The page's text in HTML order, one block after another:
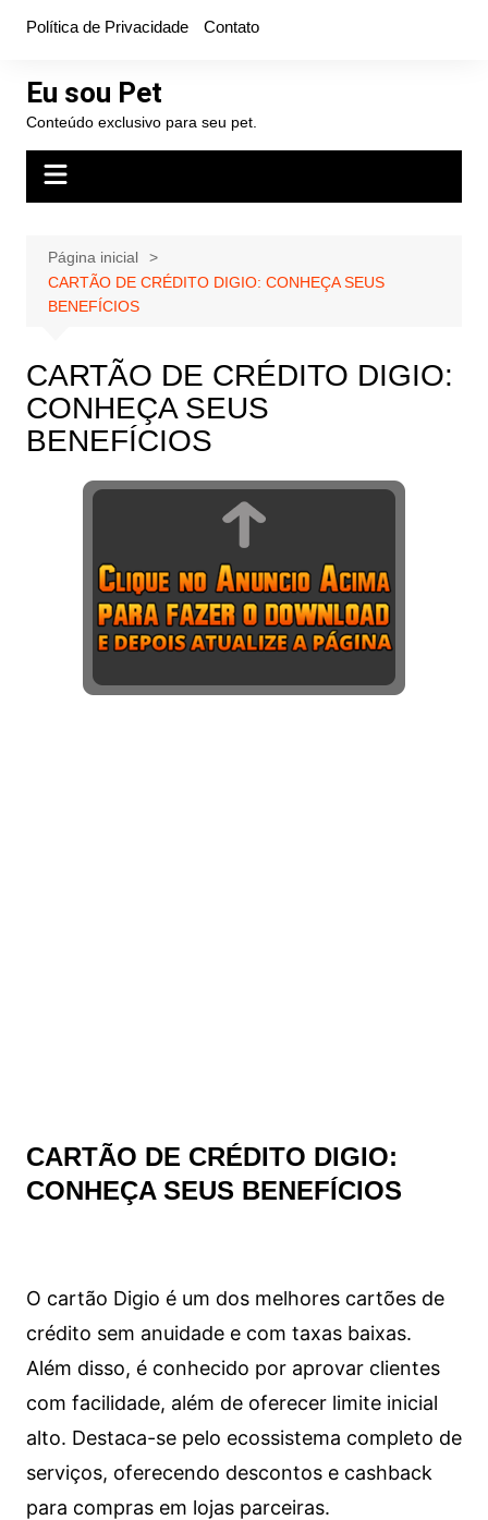
conteúdo
Política de Privacidade Contato
Eu sou Pet
Conteúdo exclusivo para seu pet.
Página inicial
CARTÃO DE CRÉDITO DIGIO: CONHEÇA SEUS
BENEFÍCIOS
CARTÃO DE CRÉDITO DIGIO:
CONHEÇA SEUS
BENEFÍCIOS
CARTÃO DE CRÉDITO DIGIO:
CONHEÇA SEUS BENEFÍCIOS
O cartão Digio é um dos melhores cartões de
crédito sem anuidade e com taxas baixas.
Além disso, é conhecido por aprovar clientes
com facilidade, além de oferecer limite inicial
alto. Destaca-se pelo ecossistema completo de
serviços, oferecendo descontos e cashback
para compras em lojas parceiras.